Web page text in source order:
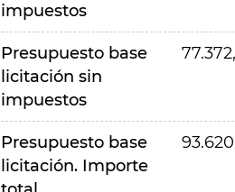
impuestos
Presupuesto base
licitación sin
impuestos
Presupuesto base
licitación. Importe